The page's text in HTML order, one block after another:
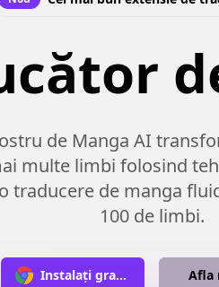
de Manga AI
multe limbi folosind
traducere de manga
100 de limbi.
Instalați gratuit Afla